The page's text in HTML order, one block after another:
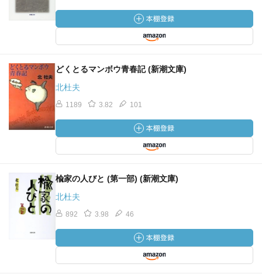
どくとるマンボウ青春記 (新潮文庫)
北杜夫
1189 3.82 101
楡家の人びと (第一部) (新潮文庫)
北杜夫
892 3.98 46